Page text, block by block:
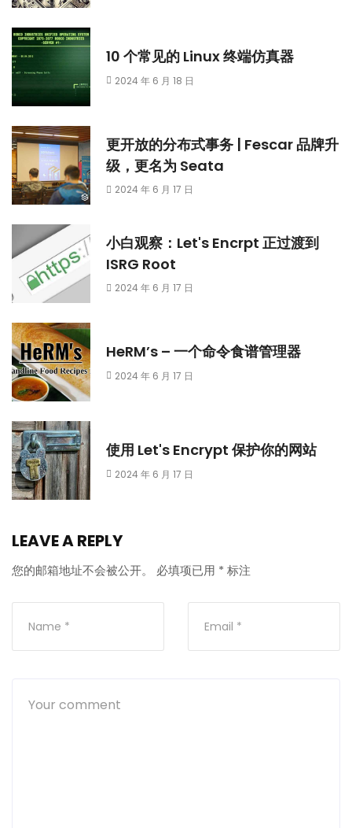
10 个常见的 Linux 终端仿真器
2024 年 6 月 18 日
更开放的分布式事务 | Fescar 品牌升
级，更名为 Seata
2024 年 6 月 17 日
小白观察：Let's Encrpt 正过渡到
ISRG Root
2024 年 6 月 17 日
HeRM’s – 一个命令食谱管理器
2024 年 6 月 17 日
使用 Let's Encrypt 保护你的网站
2024 年 6 月 17 日
LEAVE A REPLY
您的邮箱地址不会被公开。 必填项已用 * 标注